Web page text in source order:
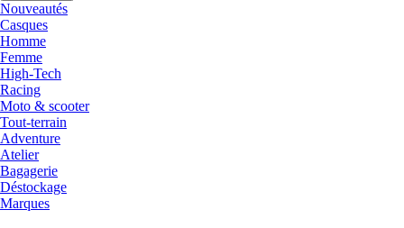
Nouveautés
Casques
Homme
Femme
High-Tech
Racing
Moto & scooter
Tout-terrain
Adventure
Atelier
Bagagerie
Déstockage
Marques